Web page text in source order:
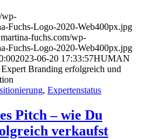
wp-
Fuchs-Logo-2020-Web400px.jpg
fuchs.com/wp-
Fuchs-Logo-2020-Web400px.jpg
2023-06-20 17:33:57HUMAN
Branding erfolgreich und
, Expertenstatus
Pitch – wie Du
verkaufst